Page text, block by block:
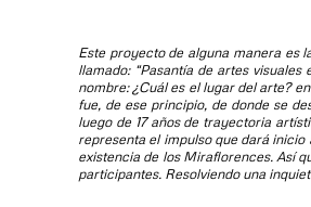
Este proyecto de alguna manera es
llamado: “Pasantía de artes
nombre: ¿Cuál es el lugar del arte?
fue, de ese principio, de donde se
luego de 17 años de trayectoria
representa el impulso que dará
existencia de los Miraflorences. Así
participantes. Resolviendo una